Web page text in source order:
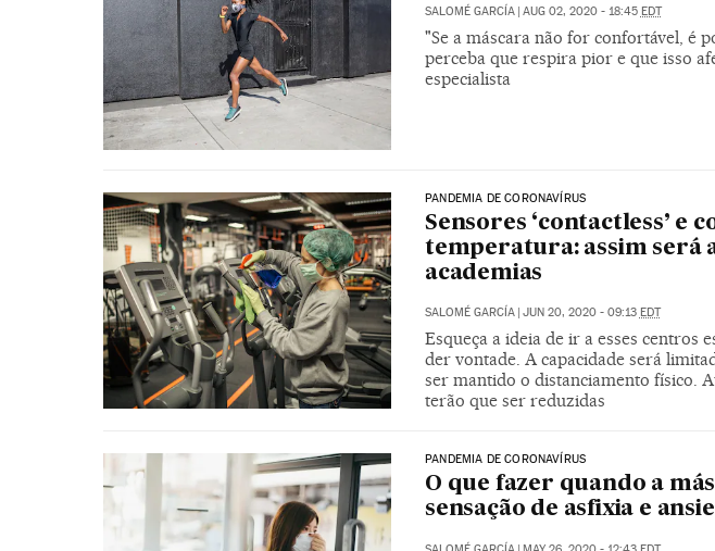
SALOMÉ GARCÍA | AUG 02, 2020 - 18:45 EDT
"Se a máscara não for confortável, é
perceba que respira pior e que isso
especialista
PANDEMIA DE CORONAVÍRUS
Sensores ‘contactless’ e
temperatura: assim será
academias
SALOMÉ GARCÍA | JUN 20, 2020 - 09:13 EDT
Esqueça a ideia de ir a esses centros
der vontade. A capacidade será
ser mantido o distanciamento físico.
terão que ser reduzidas
PANDEMIA DE CORONAVÍRUS
O que fazer quando a
sensação de asfixia e